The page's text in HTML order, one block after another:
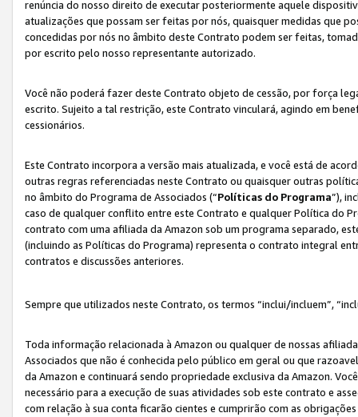
renúncia do nosso direito de executar posteriormente aquele
atualizações que possam ser feitas por nós, quaisquer medidas que
concedidas por nós no âmbito deste Contrato podem ser feitas,
por escrito pelo nosso representante autorizado.
Você não poderá fazer deste Contrato objeto de cessão, por força
escrito. Sujeito a tal restrição, este Contrato vinculará, agindo em
cessionários.
Este Contrato incorpora a versão mais atualizada, e você está de
outras regras referenciadas neste Contrato ou quaisquer outras
no âmbito do Programa de Associados (“Políticas do Programa”),
caso de qualquer conflito entre este Contrato e qualquer Política do
contrato com uma afiliada da Amazon sob um programa separado,
(incluindo as Políticas do Programa) representa o contrato integral
contratos e discussões anteriores.
Sempre que utilizados neste Contrato, os termos “inclui/incluem”,
Toda informação relacionada à Amazon ou qualquer de nossas
Associados que não é conhecida pelo público em geral ou que
da Amazon e continuará sendo propriedade exclusiva da Amazon.
necessário para a execução de suas atividades sob este contrato e
com relação à sua conta ficarão cientes e cumprirão com as